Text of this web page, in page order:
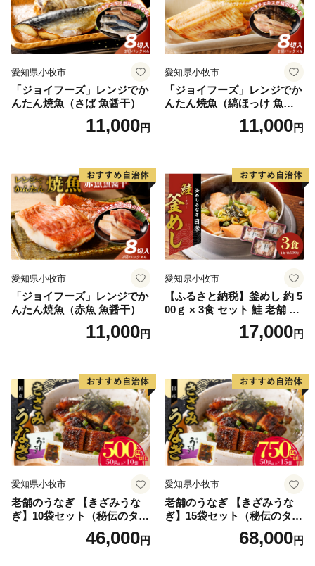
愛知県小牧市
「ジョイフーズ」レンジでか
んたん焼魚（さば 魚醤干）
11,000円
愛知県小牧市
「ジョイフーズ」レンジでか
んたん焼魚（縞ほっけ 魚醤
11,000円
愛知県小牧市
「ジョイフーズ」レンジでか
んたん焼魚（赤魚 魚醤干）
11,000円
愛知県小牧市
【ふるさと納税】釜めし 約 5
00ｇ × 3食 セット 鮭 老舗 急
速冷凍 レンチン 時短 簡単調
理 食品 加工品 海鮮 手作り
り寄せグルメ 愛知県 小牧市
送料無料
17,000円
愛知県小牧市
老舗のうなぎ 【きざみうな
ぎ】10袋セット（秘伝のタレ
46,000円
愛知県小牧市
老舗のうなぎ 【きざみうな
ぎ】15袋セット（秘伝のタレ
68,000円